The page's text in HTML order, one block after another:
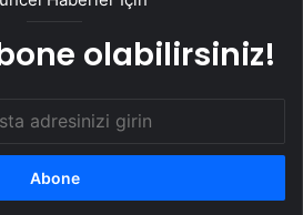
olabilirsiniz!